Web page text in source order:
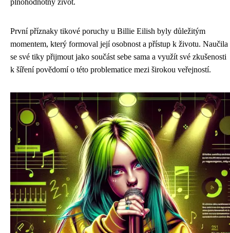
plnohodnotný život.
První příznaky tikové poruchy u Billie Eilish byly důležitým
momentem, který formoval její osobnost a přístup k životu. Naučila
se své tiky přijmout jako součást sebe sama a využít své zkušenosti
k šíření povědomí o této problematice mezi širokou veřejností.